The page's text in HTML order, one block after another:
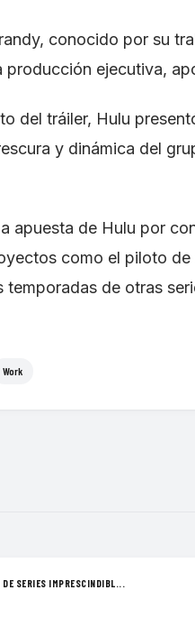
conocido por su
producción ejecutiva,
del tráiler, Hulu
y dinámica del
apuesta de Hulu por
como el piloto
temporadas de otras
Work
DE SERIES IMPRESCINDIBL...